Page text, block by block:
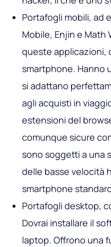
Portafogli mobili, ad
Mobile, Enjin e Math
queste applicazioni,
smartphone. Hanno
si adattano
agli acquisti in
estensioni del
comunque sicure
sono soggetti a una
delle basse velocità
smartphone
Portafogli desktop,
Dovrai installare il
laptop. Offrono una